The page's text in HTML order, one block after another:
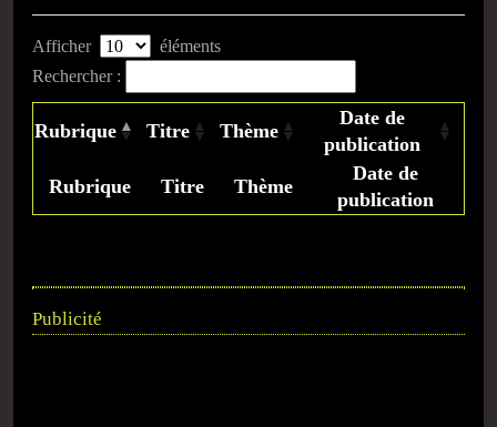
Afficher
éléments
Rechercher :
Rubrique Titre Thème
Date de
publication
Rubrique
Titre Thème
Date de
publication
Publicité